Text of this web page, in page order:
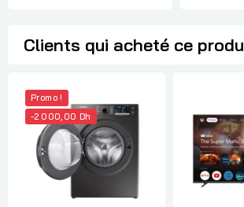
Clients qui acheté ce
Promo !
-2 000,00 Dh